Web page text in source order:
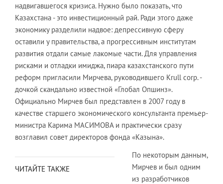
надвигавшегося кризиса. Нужно было показать, что
Казахстана - это инвестиционный рай. Ради этого даже
экономику разделили надвое: депрессивную сферу
оставили у правительства, а прогрессивным институтам
развития отдали самые лакомые части. Для управления
рисками и отладки имиджа, пиара казахстанского пути
реформ пригласили Мирчева, руководившего Krull corp. -
дочкой скандально известной «Глобал Опшинз».
Официально Мирчев был представлен в 2007 году в
качестве старшего экономического консультанта премьер-
министра Карима МАСИМОВА и практически сразу
возглавил совет директоров фонда «Казына».
ЧИТАЙТЕ ТАКЖЕ
По некоторым данным,
Мирчев и был одним
из разработчиков